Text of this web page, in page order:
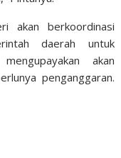
akan berkoordinasi
daerah untuk
akan
penganggaran.